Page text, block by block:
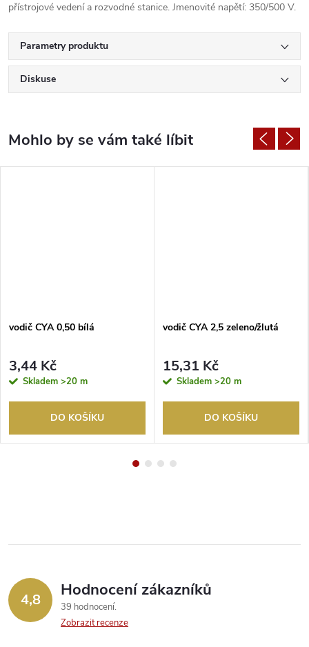
přístrojové vedení a rozvodné stanice. Jmenovité napětí: 350/500 V.
Parametry produktu
Diskuse
vodič CYA 0,50 bílá
3,44 Kč
Skladem >20 m
DO KOŠÍKU
vodič CYA 2,5 zeleno/žlutá
15,31 Kč
Skladem >20 m
DO KOŠÍKU
4,8 Hodnocení zákazníků
39 hodnocení
Zobrazit recenze